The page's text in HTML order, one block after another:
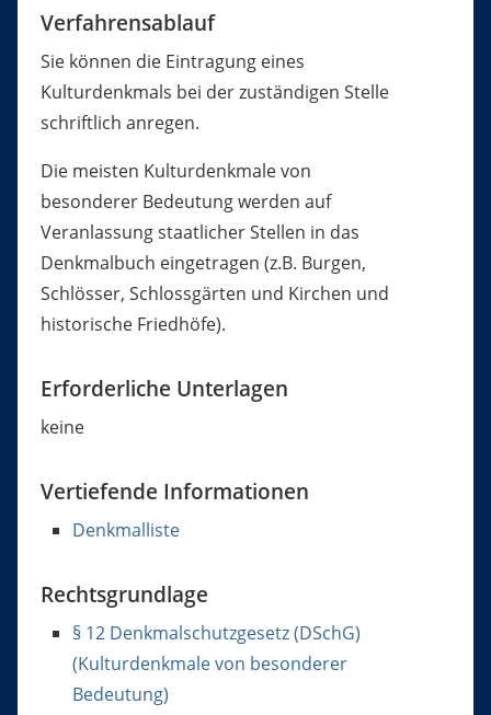
Verfahrensablauf
Sie können die Eintragung eines
Kulturdenkmals bei der zuständigen Stelle
schriftlich anregen.
Die meisten Kulturdenkmale von
besonderer Bedeutung werden auf
Veranlassung staatlicher Stellen in das
Denkmalbuch eingetragen (z.B. Burgen,
Schlösser, Schlossgärten und Kirchen und
historische Friedhöfe).
Erforderliche Unterlagen
keine
Vertiefende Informationen
Denkmalliste
Rechtsgrundlage
§ 12 Denkmalschutzgesetz (DSchG)
(Kulturdenkmale von besonderer
Bedeutung)